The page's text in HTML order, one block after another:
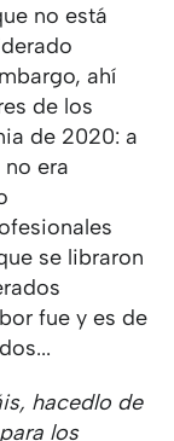
no está
ahí
de los
de 2020: a
era
se libraron
fue y es de
hacedlo de
los